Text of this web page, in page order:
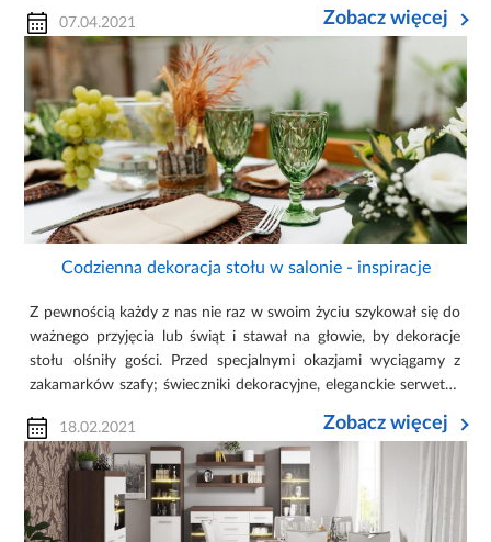
podłogi, które są ozdobą...
07.04.2021 Zobacz więcej
Codzienna dekoracja stołu w salonie - inspiracje
Z pewnością każdy z nas nie raz w swoim życiu szykował się do
ważnego przyjęcia lub świąt i stawał na głowie, by dekoracje
stołu olśniły gości. Przed specjalnymi okazjami wyciągamy z
zakamarków szafy; świeczniki dekoracyjne, eleganckie serwety i
18.02.2021
Zobacz więcej